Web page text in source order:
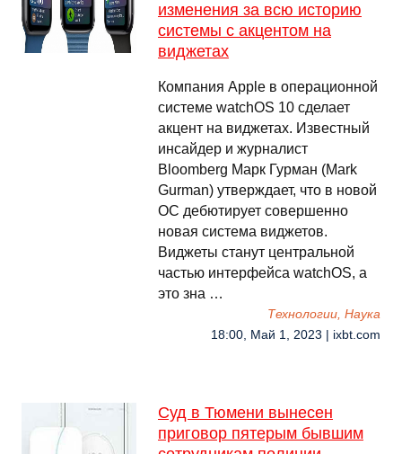
изменения за всю историю
системы с акцентом на
виджетах
Компания Apple в операционной
системе watchOS 10 сделает
акцент на виджетах. Известный
инсайдер и журналист
Bloomberg Марк Гурман (Mark
Gurman) утверждает, что в новой
ОС дебютирует совершенно
новая система виджетов.
Виджеты станут центральной
частью интерфейса watchOS, а
это зна …
Технологии, Наука
18:00, Май 1, 2023 | ixbt.com
Суд в Тюмени вынесен
приговор пятерым бывшим